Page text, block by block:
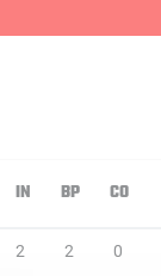
IN BP CO
2 2 0